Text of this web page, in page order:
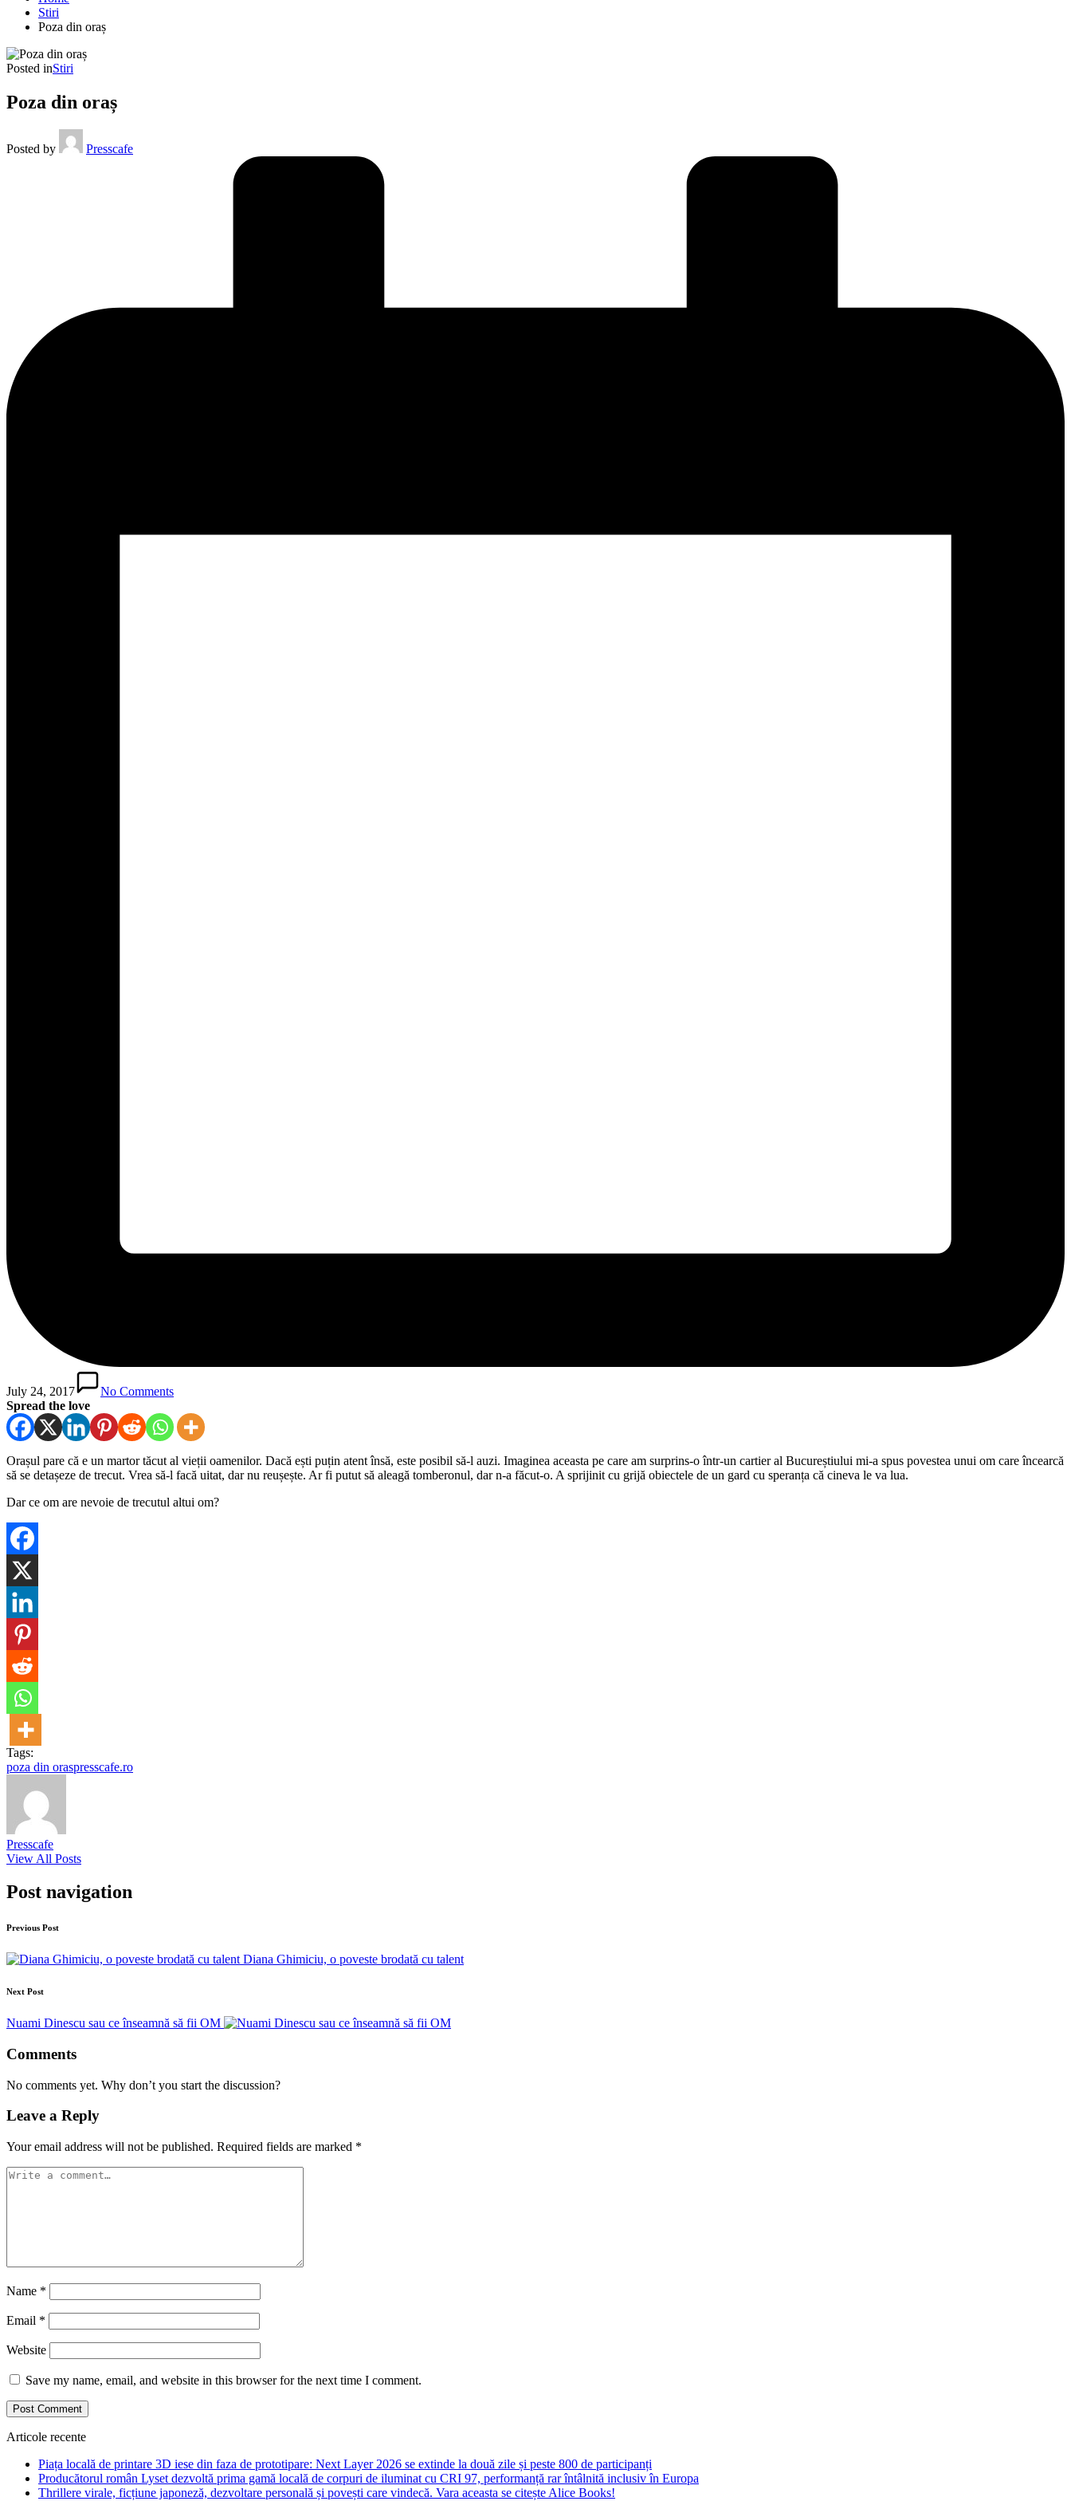
Stiri
Poza din oraș
Posted inStiri
Poza din oraș
Posted by Presscafe
July 24, 2017
No Comments
Spread the love
Orașul pare că e un martor tăcut al vieții oamenilor. Dacă ești puțin atent însă, este posibil să-l auzi. Imaginea aceasta pe care am surprins-o într-un cartier al Bucureștiului mi-a spus povestea unui om care încearcă
să se detașeze de trecut. Vrea să-l facă uitat, dar nu reușește. Ar fi putut să aleagă tomberonul, dar n-a făcut-o. A sprijinit cu grijă obiectele de un gard cu speranța că cineva le va lua.
Dar ce om are nevoie de trecutul altui om?
Tags:
poza din oraspresscafe.ro
Presscafe
View All Posts
Post navigation
Previous Post
Diana Ghimiciu, o poveste brodată cu talent
Next Post
Nuami Dinescu sau ce înseamnă să fii OM
Comments
No comments yet. Why don’t you start the discussion?
Leave a Reply
Your email address will not be published. Required fields are marked *
Name *
Email *
Website
Save my name, email, and website in this browser for the next time I comment.
Articole recente
Piața locală de printare 3D iese din faza de prototipare: Next Layer 2026 se extinde la două zile și peste 800 de participanți
Producătorul român Lyset dezvoltă prima gamă locală de corpuri de iluminat cu CRI 97, performanță rar întâlnită inclusiv în Europa
Thrillere virale, ficțiune japoneză, dezvoltare personală și povești care vindecă. Vara aceasta se citește Alice Books!